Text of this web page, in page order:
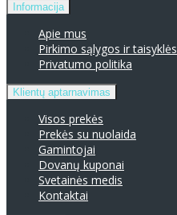
Informacija
Apie mus
Pirkimo sąlygos ir taisyklės
Privatumo politika
Klientų aptarnavimas
Visos prekės
Prekės su nuolaida
Gamintojai
Dovanų kuponai
Svetainės medis
Kontaktai